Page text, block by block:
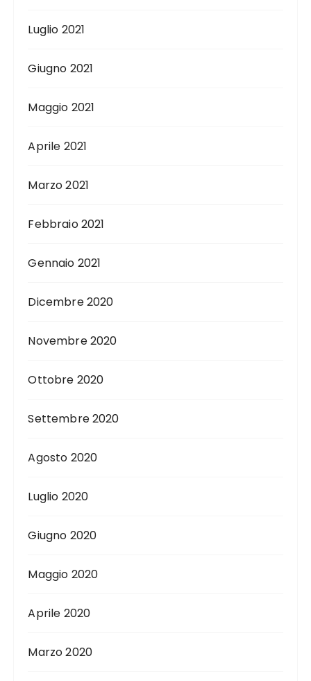
Luglio 2021
Giugno 2021
Maggio 2021
Aprile 2021
Marzo 2021
Febbraio 2021
Gennaio 2021
Dicembre 2020
Novembre 2020
Ottobre 2020
Settembre 2020
Agosto 2020
Luglio 2020
Giugno 2020
Maggio 2020
Aprile 2020
Marzo 2020